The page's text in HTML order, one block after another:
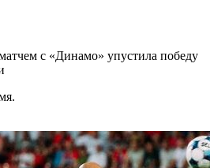
с «Динамо» упустила победу